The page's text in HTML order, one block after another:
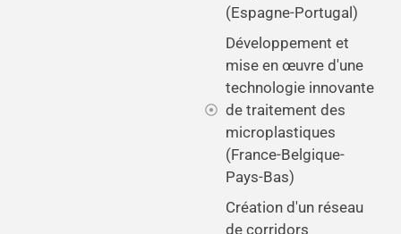
(Espagne-Portugal)
Développement et
mise en œuvre d'une
technologie innovante
de traitement des
microplastiques
(France-Belgique-
Pays-Bas)
Création d'un réseau
de corridors